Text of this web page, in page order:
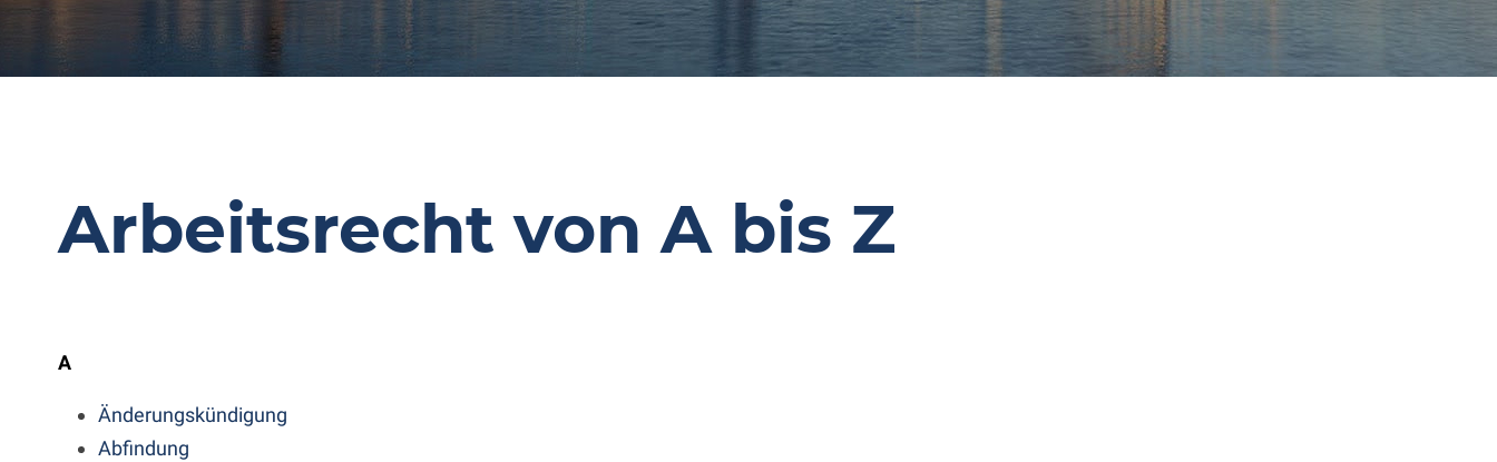
Arbeitsrecht von A bis Z
A
Änderungskündigung
Abfindung